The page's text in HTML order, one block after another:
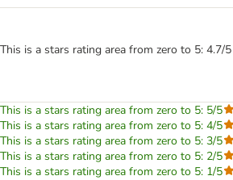
This is a stars rating area from zero to 5: 4.7/5
This is a stars rating area from zero to 5: 5/5
This is a stars rating area from zero to 5: 4/5
This is a stars rating area from zero to 5: 3/5
This is a stars rating area from zero to 5: 2/5
This is a stars rating area from zero to 5: 1/5